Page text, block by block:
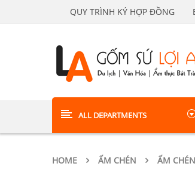
QUY TRÌNH KÝ HỢP ĐỒNG
ALL DEPARTMENTS
HOME ẤM CHÉN ẤM